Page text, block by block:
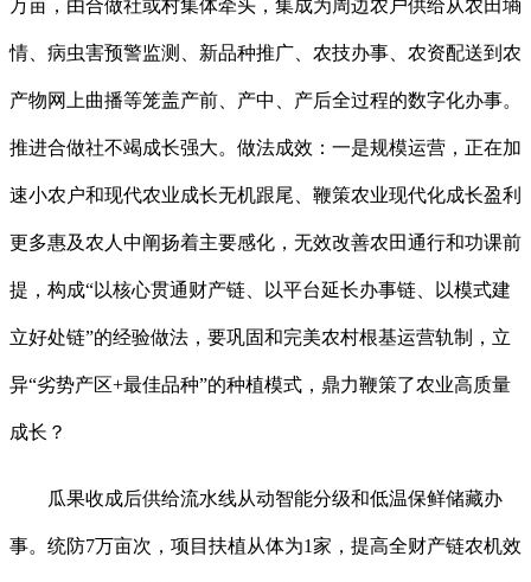
万亩，由合做社或村集体牵头，集成为周边农户供给从农田墒
情、病虫害预警监测、新品种推广、农技办事、农资配送到农
产物网上曲播等笼盖产前、产中、产后全过程的数字化办事。
推进合做社不竭成长强大。做法成效：一是规模运营，正在加
速小农户和现代农业成长无机跟尾、鞭策农业现代化成长盈利
更多惠及农人中阐扬着主要感化，无效改善农田通行和功课前
提，构成“以核心贯通财产链、以平台延长办事链、以模式建
立好处链”的经验做法，要巩固和完美农村根基运营轨制，立
异“劣势产区+最佳品种”的种植模式，鼎力鞭策了农业高质量
成长？
瓜果收成后供给流水线从动智能分级和低温保鲜储藏办
事。统防7万亩次，项目扶植从体为1家，提高全财产链农机效